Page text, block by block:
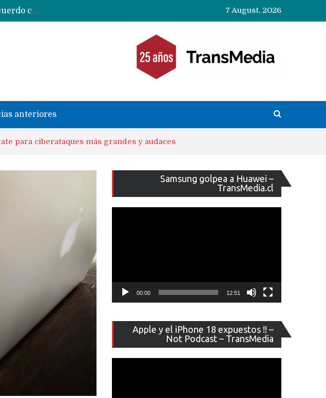
CXMT le dice NO a la venta de sus memorias a Apple y dará prioridad a Huawei y Xiaomi
Sailfish OS la «joya» de sistema operativo que Europa planea financiar para competir contra Android, iOS y HarmonyOS
7 August, 2026
anteriores
para ciberataques más grandes y audaces
Samsung golpea a Huawei –
TransMedia.cl
de
vídeo
00:00 12:51
Apple y el iPhone 18 expuestos !! –
Not Podcast – TransMedia
de
vídeo